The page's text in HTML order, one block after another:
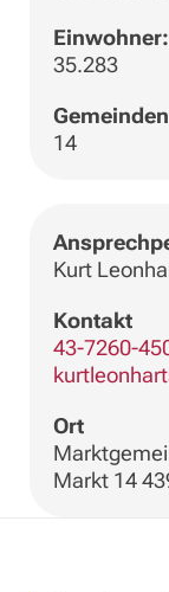
35.283
Gemeinden
14
Kurt
Kontakt
43-7260-
Ort
Markt 14